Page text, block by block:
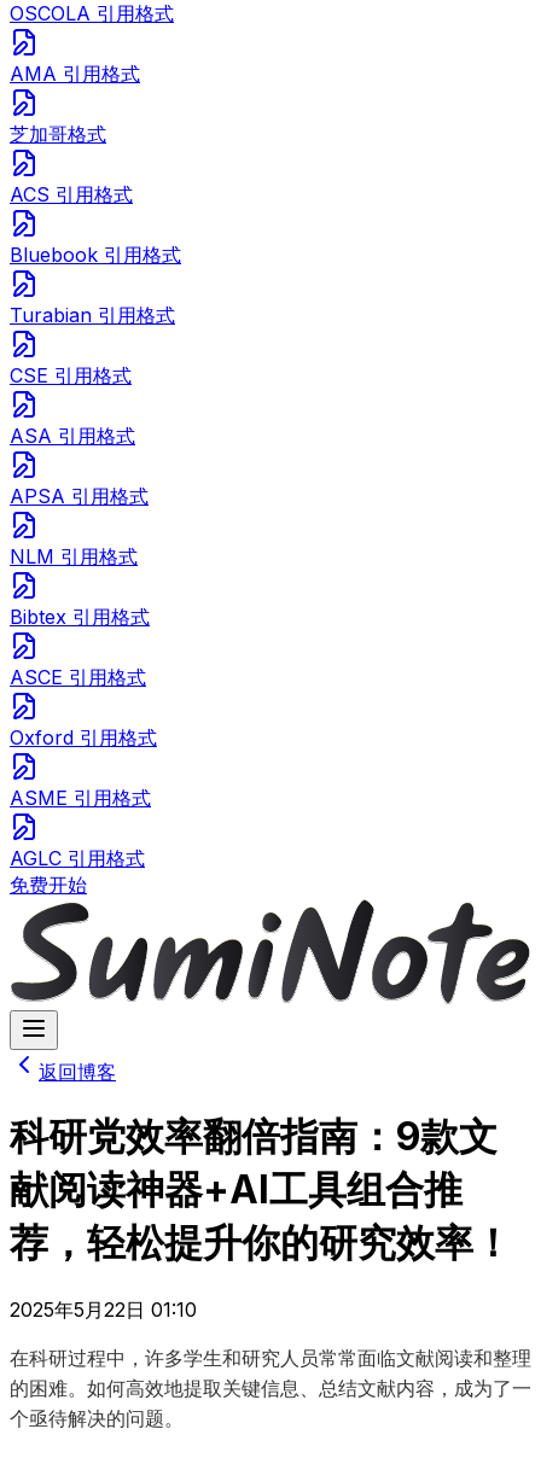
OSCOLA 引用格式
AMA 引用格式
芝加哥格式
ACS 引用格式
Bluebook 引用格式
Turabian 引用格式
CSE 引用格式
ASA 引用格式
APSA 引用格式
NLM 引用格式
Bibtex 引用格式
ASCE 引用格式
Oxford 引用格式
ASME 引用格式
AGLC 引用格式
免费开始
返回博客
科研党效率翻倍指南：9款文
献阅读神器+AI工具组合推
荐，轻松提升你的研究效率！
2025年5月22日 01:10
在科研过程中，许多学生和研究人员常常面临文献阅读和整理
的困难。如何高效地提取关键信息、总结文献内容，成为了一
个亟待解决的问题。